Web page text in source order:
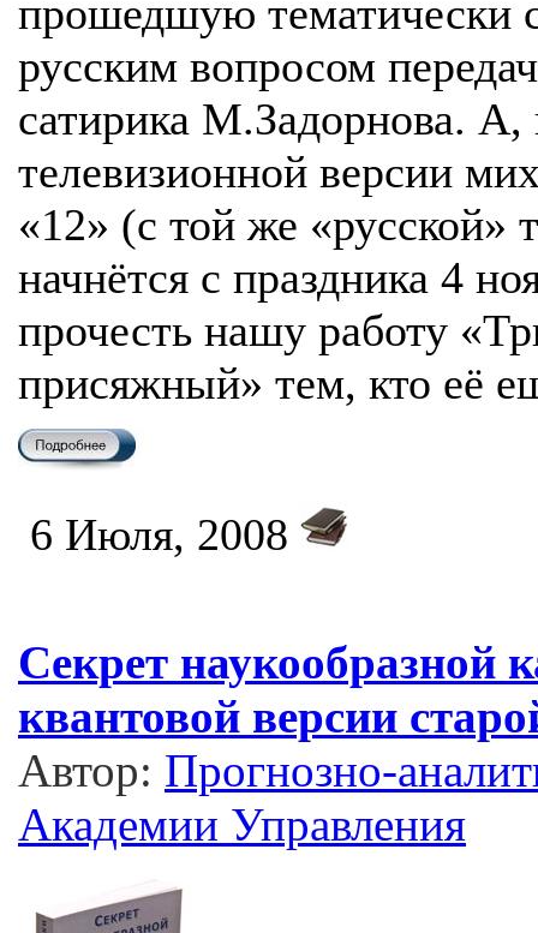
прошедшую тематически
русским вопросом
сатирика М.Задорнова. А,
телевизионной версии
«12» (с той же «русской»
начнётся с праздника 4
прочесть нашу работу
присяжный» тем, кто её
6 Июля, 2008
Секрет наукообразной
квантовой версии
Автор: Прогнозно-
Академии Управления